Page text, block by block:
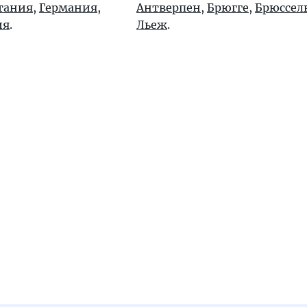
, Германия,
.
Антверпен, Брюгге,
Льеж.